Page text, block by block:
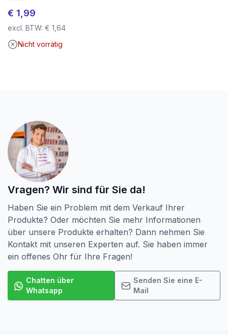
Geben Sie Ihrem Projekt die Robustheit und das
Aussehen, das es verdient.
Bestellen Sie jetzt Screwdump Terrassenschrauben
€ 1,99
excl. BTW: € 1,64
Nicht vorrätig
Vragen? Wir sind für Sie da!
Haben Sie ein Problem mit dem Verkauf Ihrer
Produkte? Oder möchten Sie mehr Informationen
über unsere Produkte erhalten? Dann nehmen Sie
Kontakt mit unseren Experten auf. Sie haben immer
ein offenes Ohr für Ihre Fragen!
Chatten über
Whatsapp
Senden Sie eine E-
Mail